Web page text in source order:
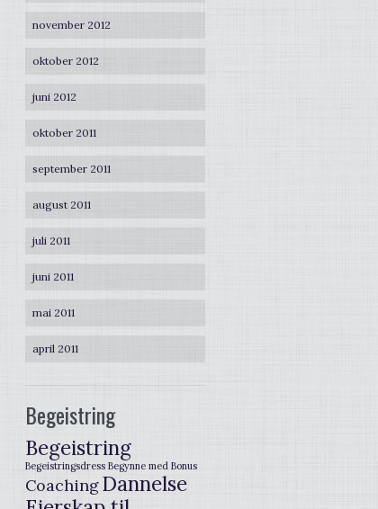
november 2012
oktober 2012
juni 2012
oktober 2011
september 2011
august 2011
juli 2011
juni 2011
mai 2011
april 2011
Begeistring
Begeistring
Begeistringsdress Begynne med Bonus
CoachingDannelse